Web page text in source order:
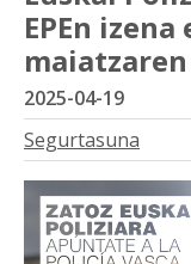
EPEn
2025-04-19
Segurtasuna